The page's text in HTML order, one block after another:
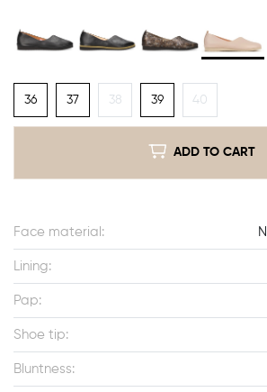
36 37 38 39 40
ADD TO CART
Face material:
Lining:
Pap:
Shoe tip:
Bluntness: